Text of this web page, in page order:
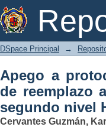
Apego a
cadera y
DSpace Principal →
Apego a
de reemplazo
segundo nivel
Cervantes Guzmán,